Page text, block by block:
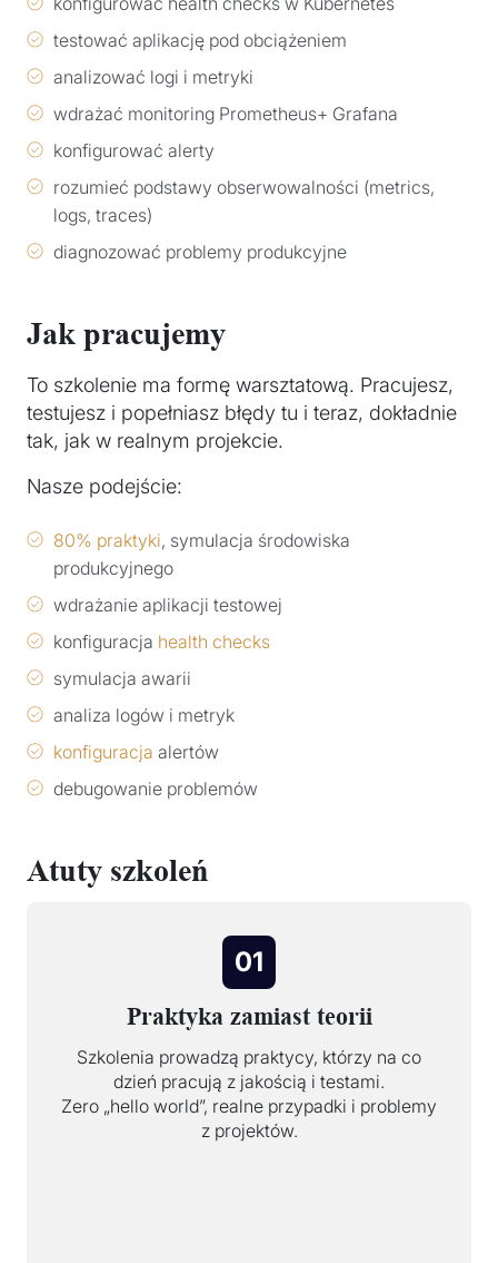
testować aplikację pod obciążeniem
analizować logi i metryki
wdrażać monitoring Prometheus+ Grafana
konfigurować alerty
rozumieć podstawy obserwowalności (metrics,
logs, traces)
diagnozować problemy produkcyjne
Jak pracujemy
To szkolenie ma formę warsztatową. Pracujesz,
testujesz i popełniasz błędy tu i teraz, dokładnie
tak, jak w realnym projekcie.
Nasze podejście:
80% praktyki, symulacja środowiska
produkcyjnego
wdrażanie aplikacji testowej
konfiguracja health checks
symulacja awarii
analiza logów i metryk
konfiguracja alertów
debugowanie problemów
Atuty szkoleń
01
Praktyka zamiast teorii
Szkolenia prowadzą praktycy, którzy na co
dzień pracują z jakością i testami.
Zero „hello world”, realne przypadki i problemy
z projektów.